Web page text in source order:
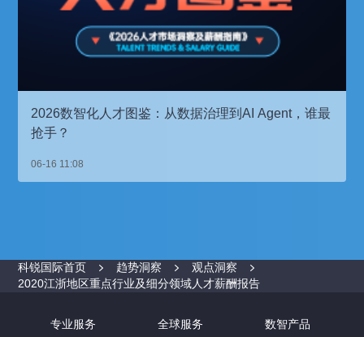
2026数智化人才图鉴：从数据治理到AI Agent，谁最
抢手？
06-16 11:08
科锐国际首页 趋势洞察
观点洞察
2020江浙地区重点行业及细分领域人才薪酬报告
专业服务 全球服务 数智产品